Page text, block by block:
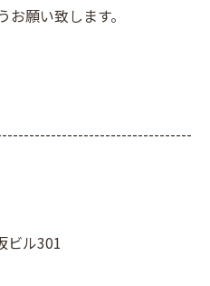
願い致します。
ビル301